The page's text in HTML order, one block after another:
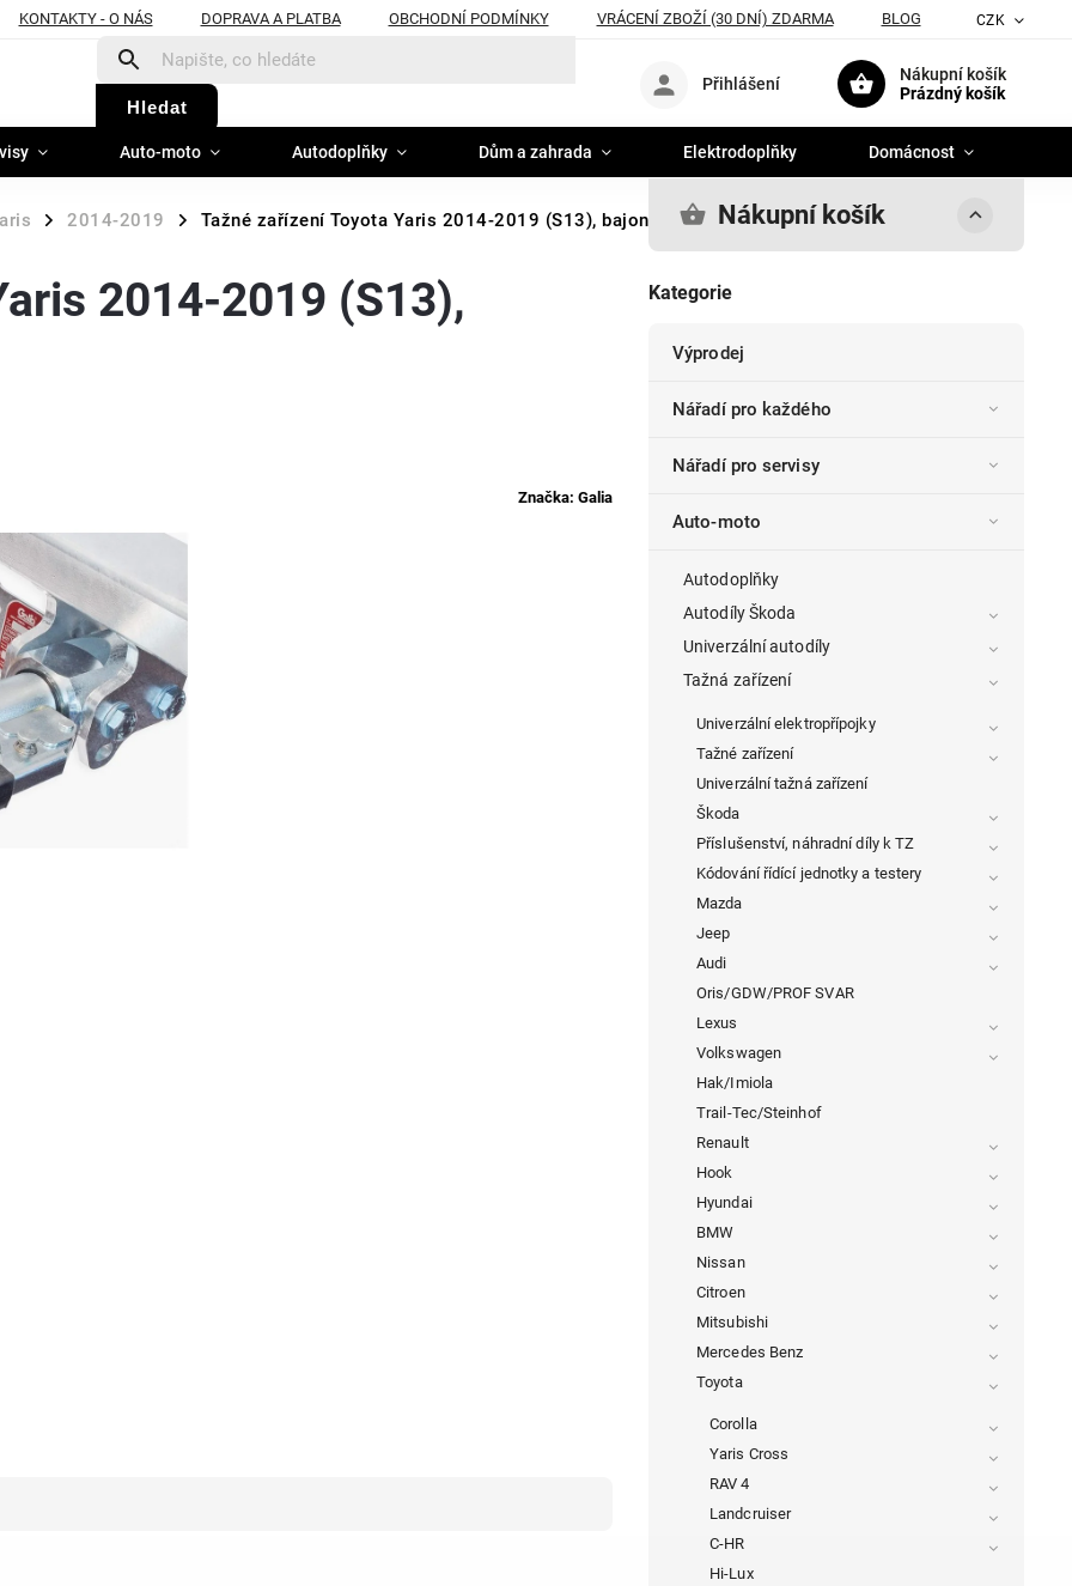
KONTAKTY - O NÁS DOPRAVA A PLATBA OBCHODNÍ PODMÍNKY VRÁCENÍ ZBOŽÍ (30 DNÍ) ZDARMA BLOG CZK
Hledat
Nákupní košík
Prázdný košík
Přihlášení
Auto-moto Autodoplňky Dům a zahrada Elektrodoplňky Domácnost
/ 2014-2019 / Tažné zařízení Toyota Yaris 2014-2019 (S13), bajonet, Galia Nákupní košík
Kategorie
Výprodej
Nářadí pro každého
Nářadí pro servisy
Auto-moto
Autodoplňky
Autodíly Škoda
Univerzální autodíly
Tažná zařízení
Univerzální elektropřípojky
Tažné zařízení
Univerzální tažná zařízení
Škoda
Příslušenství, náhradní díly k TZ
Kódování řídící jednotky a testery
Mazda
Jeep
Audi
Oris/GDW/PROF SVAR
Lexus
Volkswagen
Hak/Imiola
Trail-Tec/Steinhof
Renault
Hook
Hyundai
BMW
Nissan
Citroen
Mitsubishi
Mercedes Benz
Toyota
Corolla
Yaris Cross
RAV 4
Landcruiser
C-HR
Hi-Lux
2014-2019 (S13),
Značka: Galia